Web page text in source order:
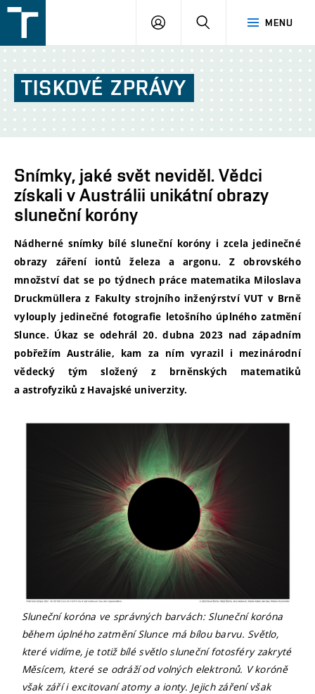
v
Brně
MENU
PŘIHLÁŠENÍ
TISKOVÉ ZPRÁVY
Snímky, jaké svět neviděl. Vědci
získali v Austrálii unikátní obrazy
sluneční koróny
Nádherné snímky bílé sluneční koróny i zcela jedinečné
obrazy záření iontů železa a argonu. Z obrovského
množství dat se po týdnech práce matematika Miloslava
Druckmüllera z Fakulty strojního inženýrství VUT v Brně
vylouply jedinečné fotografie letošního úplného zatmění
Slunce. Úkaz se odehrál 20. dubna 2023 nad západním
pobřežím Austrálie, kam za ním vyrazil i mezinárodní
vědecký tým složený z brněnských matematiků
a astrofyziků z Havajské univerzity.
Sluneční koróna ve správných barvách: Sluneční koróna
během úplného zatmění Slunce má bílou barvu. Světlo,
které vidíme, je totiž bílé světlo sluneční fotosféry zakryté
Měsícem, které se odráží od volných elektronů. V koróně
však září i excitovaní atomy a ionty. Jejich záření však